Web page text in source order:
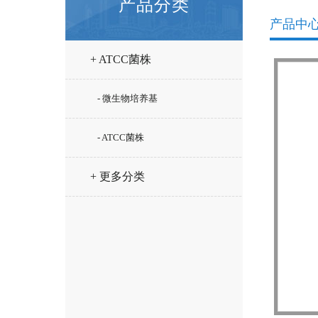
产品分类
+ ATCC菌株
- 微生物培养基
- ATCC菌株
+ 更多分类
产品中